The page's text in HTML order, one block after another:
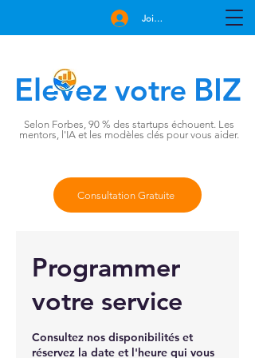
Elevez votre BIZ
Selon Forbes, 90 % des startups échouent. Les
mentors, l'IA et les modèles clés pour vous aider.
Consultation Gratuite
Join Free
Programmer
votre service
Consultez nos disponibilités et
réservez la date et l'heure qui vous